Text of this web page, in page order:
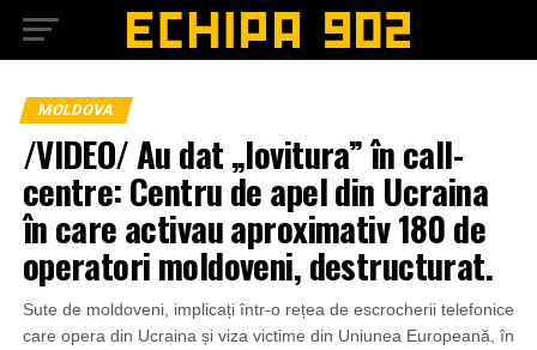
MOLDOVA
/VIDEO/ Au dat „lovitura” în call-
centre: Centru de apel din Ucraina
în care activau aproximativ 180 de
operatori moldoveni, destructurat.
Sute de moldoveni, implicați într-o rețea de escrocherii telefonice
care opera din Ucraina și viza victime din Uniunea Europeană, în